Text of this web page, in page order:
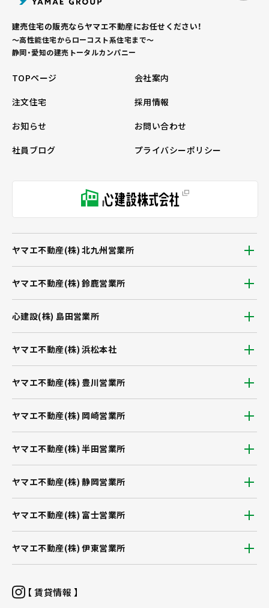
建売住宅の販売ならヤマエ不動産にお任せください！
～高性能住宅からローコスト系住宅まで～
静岡・愛知の建売トータルカンパニー
TOPページ
会社案内
注文住宅
採用情報
お知らせ
お問い合わせ
社員ブログ
プライバシーポリシー
ヤマエ不動産(株) 浜松本社
ヤマエ不動産(株) 静岡営業所
ヤマエ不動産(株) 豊川営業所
ヤマエ不動産(株) 富士営業所
ヤマエ不動産(株) 岡崎営業所
ヤマエ不動産(株) 伊東営業所
ヤマエ不動産(株) 半田営業所
ヤマエ不動産(株) 北九州営業所
ヤマエ不動産(株) 鈴鹿営業所
心建設(株) 島田営業所
【 賃貸情報 】